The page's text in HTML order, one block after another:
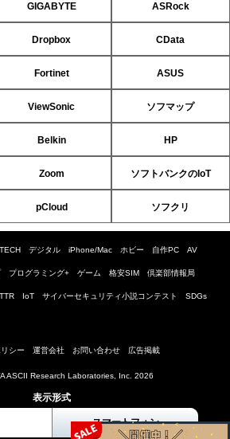
GIGABYTE ASRock
Dropbox CData
Fortinet ASUS
ViewSonic ソフマップ
Belkin HP
Zoom ソフトバンクのIoT
pCloud ソフクリ
TECH デジタル iPhone/Mac ホビー 自作PC AV
プログラミング+ ゲーム 格安SIM 倶楽部情報局
IoT サイバーセキュリティ小説コンテスト SDGs
シー 運営会社 お問い合わせ 広告掲載
ASCII Research Laboratories, Inc. 2026
表示形式
スマートフォン